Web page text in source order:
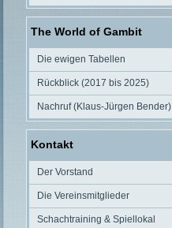
The World of Gambit
Die ewigen Tabellen
Rückblick (2017 bis 2025)
Nachruf (Klaus-Jürgen Bender)
Kontakt
Der Vorstand
Die Vereinsmitglieder
Schachtraining & Spiellokal